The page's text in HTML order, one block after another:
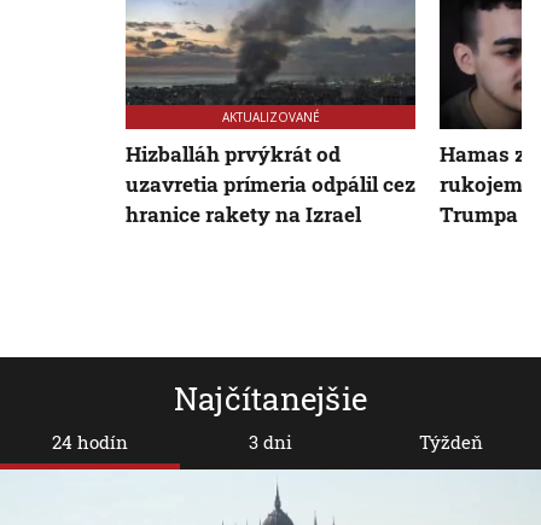
Najčítanejšie
24 hodín 3 dni Týždeň
AKTUALIZOVANÉ
Hizballáh prvýkrát od
uzavretia prímeria odpálil cez
hranice rakety na Izrael
Hamas
Trumpa o